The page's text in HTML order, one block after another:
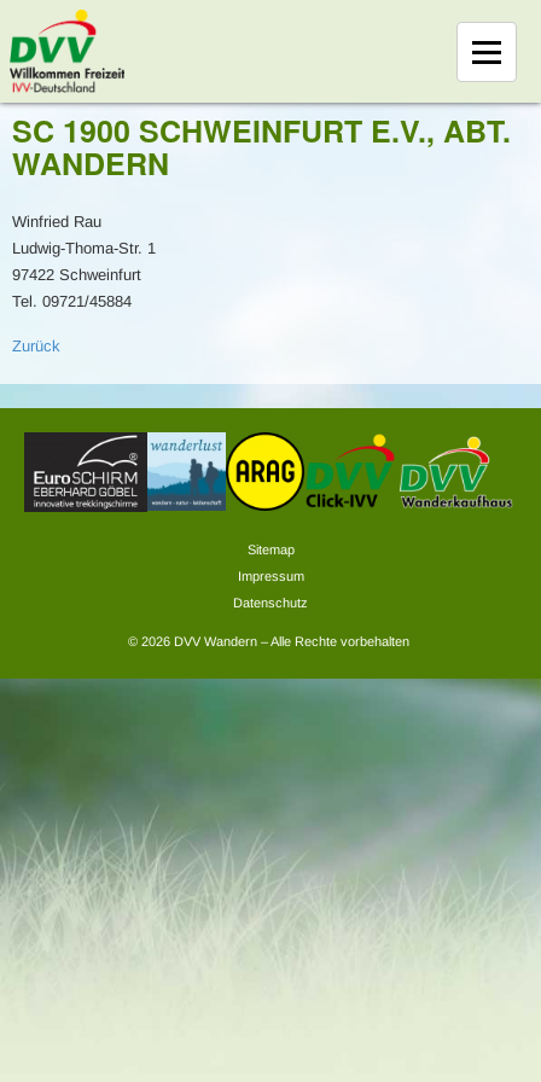
SC 1900 SCHWEINFURT E.V., ABT.
WANDERN
Winfried Rau
Ludwig-Thoma-Str. 1
97422 Schweinfurt
Tel. 09721/45884
Zurück
Sitemap
Impressum
Datenschutz
© 2026 DVV Wandern – Alle Rechte vorbehalten